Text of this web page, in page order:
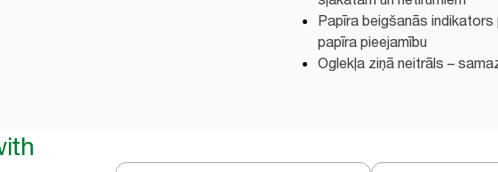
Papīra beigšanās
papīra pieejamību
Oglekļa ziņā neitrāls –